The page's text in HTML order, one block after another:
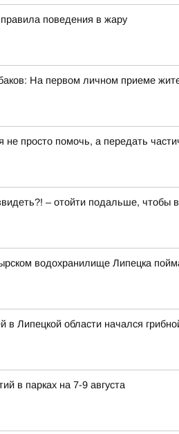
поведения в жару
На первом личном приеме
не просто помочь, а передать
– отойти подальше, чтобы
водохранилище Липецка
в Липецкой области начался
в парках на 7-9 августа